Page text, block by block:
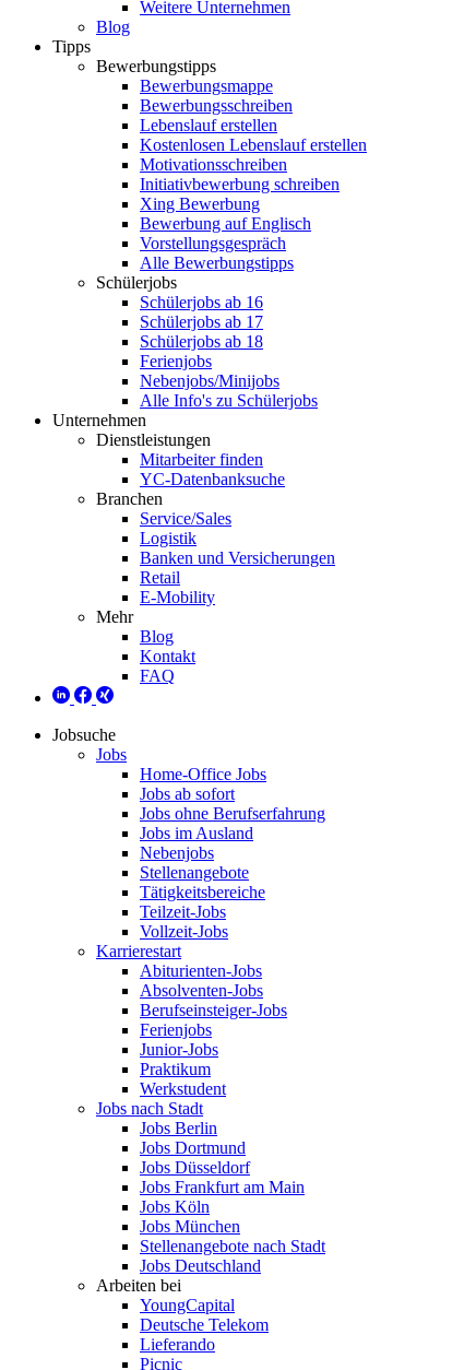
Weitere Unternehmen
Blog
Tipps
Bewerbungstipps
Bewerbungsmappe
Bewerbungsschreiben
Lebenslauf erstellen
Kostenlosen Lebenslauf erstellen
Motivationsschreiben
Initiativbewerbung schreiben
Xing Bewerbung
Bewerbung auf Englisch
Vorstellungsgespräch
Alle Bewerbungstipps
Schülerjobs
Schülerjobs ab 16
Schülerjobs ab 17
Schülerjobs ab 18
Ferienjobs
Nebenjobs/Minijobs
Alle Info's zu Schülerjobs
Unternehmen
Dienstleistungen
Mitarbeiter finden
YC-Datenbanksuche
Branchen
Service/Sales
Logistik
Banken und Versicherungen
Retail
E-Mobility
Mehr
Blog
Kontakt
FAQ
Jobsuche
Jobs
Home-Office Jobs
Jobs ab sofort
Jobs ohne Berufserfahrung
Jobs im Ausland
Nebenjobs
Stellenangebote
Tätigkeitsbereiche
Teilzeit-Jobs
Vollzeit-Jobs
Karrierestart
Abiturienten-Jobs
Absolventen-Jobs
Berufseinsteiger-Jobs
Ferienjobs
Junior-Jobs
Praktikum
Werkstudent
Jobs nach Stadt
Jobs Berlin
Jobs Dortmund
Jobs Düsseldorf
Jobs Frankfurt am Main
Jobs Köln
Jobs München
Stellenangebote nach Stadt
Jobs Deutschland
Arbeiten bei
YoungCapital
Deutsche Telekom
Lieferando
Picnic